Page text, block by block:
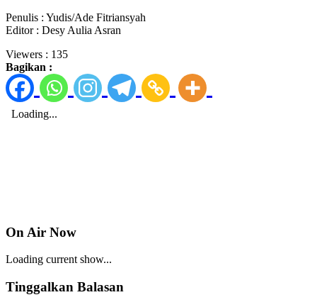
Penulis : Yudis/Ade Fitriansyah
Editor : Desy Aulia Asran
Viewers : 135
Bagikan :
On Air Now
Loading current show...
Tinggalkan Balasan